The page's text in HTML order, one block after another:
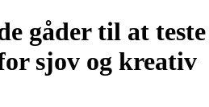
gåder til at teste
sjov og kreativ